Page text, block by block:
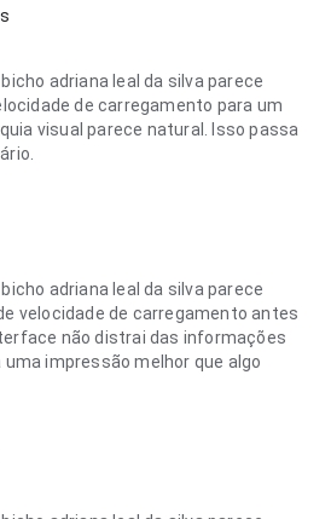
adriana leal da silva parece
de carregamento para um
visual parece natural. Isso passa
adriana leal da silva parece
velocidade de carregamento antes
não distrai das informações
uma impressão melhor que algo